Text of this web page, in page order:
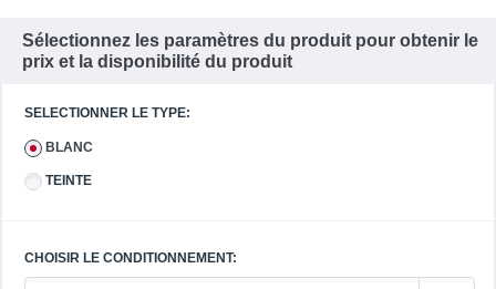
Sélectionnez les paramètres du produit pour obtenir le
prix et la disponibilité du produit
SELECTIONNER LE TYPE:
BLANC
TEINTE
CHOISIR LE CONDITIONNEMENT: